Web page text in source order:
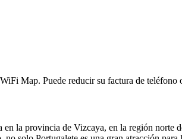
Map. Puede reducir su factura de
en la provincia de Vizcaya, en la región